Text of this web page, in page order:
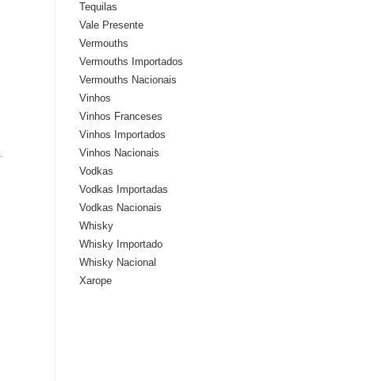
Tequilas
Vale Presente
Vermouths
Vermouths Importados
Vermouths Nacionais
Vinhos
Vinhos Franceses
Vinhos Importados
Vinhos Nacionais
Vodkas
Vodkas Importadas
Vodkas Nacionais
Whisky
Whisky Importado
Whisky Nacional
Xarope